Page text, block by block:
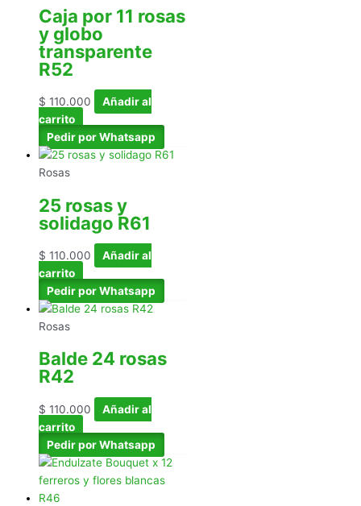
Caja por 11 rosas
y globo
transparente
R52
$ 110.000
Añadir al
carrito
Pedir por Whatsapp
Rosas
25 rosas y
solidago R61
$ 110.000
Añadir al
carrito
Pedir por Whatsapp
Rosas
Balde 24 rosas
R42
$ 110.000
Añadir al
carrito
Pedir por Whatsapp